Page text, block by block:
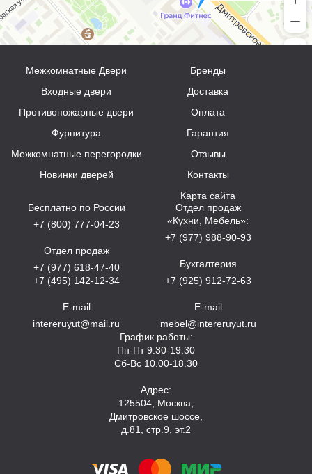
Межкомнатные Двери
Входные двери
Противопожарные двери
Фурнитура
Межкомнатные перегородки
Новинки дверей
Бренды
Доставка
Оплата
Гарантия
Отзывы
Контакты
Карта сайта
Бесплатно по России
+7 (800) 777-04-23
Отдел продаж
+7 (977) 618-47-40
+7 (495) 142-12-34
E-mail
intereruyut@mail.ru
Отдел продаж
«Кухни, Мебель»:
+7 (977) 988-90-93
Бухгалтерия
+7 (925) 912-72-63
E-mail
mebel@intereruyut.ru
График работы:
Пн-Пт 9.30-19.30
Сб-Вс 10.00-18.30
Адрес:
125504, Москва,
Дмитровское шоссе,
д.81, стр.9, эт.2